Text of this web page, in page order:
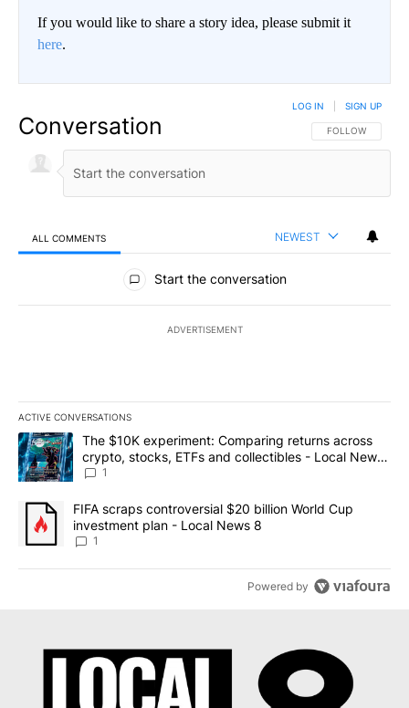
If you would like to share a story idea, please submit it
here.
Conversation FOLLOW THIS
FOLLOW
LOG IN SIGN UP
ALL COMMENTS NEWEST
All Comments
Start the conversation
ADVERTISEMENT
ACTIVE CONVERSATIONS
The following is a list of the most commented articles in the last
A trending article titled "The $10K experiment: Comparing
The $10K experiment: Comparing returns across
crypto, stocks, ETFs and collectibles - Local News
8
1
A trending article titled "FIFA scraps controversial $20 billion
FIFA scraps controversial $20 billion World Cup
investment plan - Local News 8
1
Powered by